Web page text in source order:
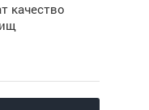
качество